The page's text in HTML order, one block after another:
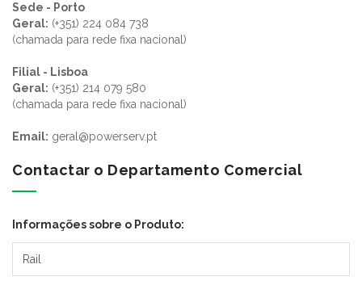
Sede - Porto
Geral: (+351) 224 084 738
(chamada para rede fixa nacional)
Filial - Lisboa
Geral: (+351) 214 079 580
(chamada para rede fixa nacional)
Email: geral@powerserv.pt
Contactar o Departamento Comercial
Informações sobre o Produto: